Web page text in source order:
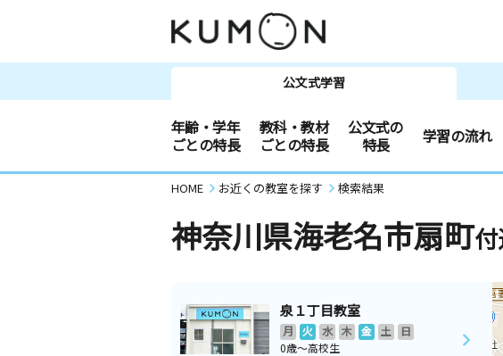
公文式学習
年齢・学年
ごとの特長
教科・教材
ごとの特長
公文式の
特長
学習の流れ
HOME お近くの教室を探す 検索結果
神奈川県海老名市扇町
泉１丁目教室
月 火 水 木 金 土
日
0歳～高校生